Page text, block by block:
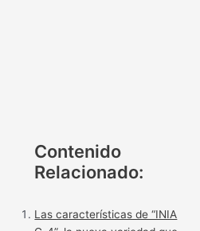
Contenido
Relacionado:
Las características de “INIA